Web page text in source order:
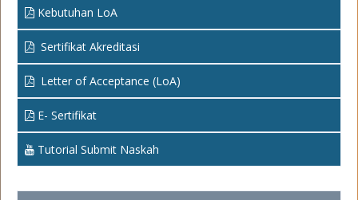
Kebutuhan LoA
Sertifikat Akreditasi
Letter of Acceptance (LoA)
E- Sertifikat
Tutorial Submit Naskah